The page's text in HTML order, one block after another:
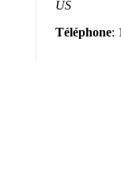
US
Téléphone: